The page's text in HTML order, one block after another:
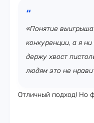
«Понятие
конкуренции, а я
держу хвост
людям это не
Отличный подход! Но